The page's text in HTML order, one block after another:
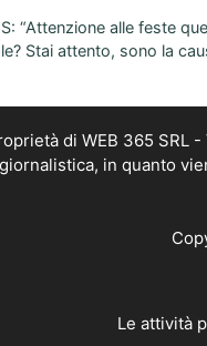
“Attenzione alle feste
Stai attento, sono la
di WEB 365 SRL
in quanto
Le attività